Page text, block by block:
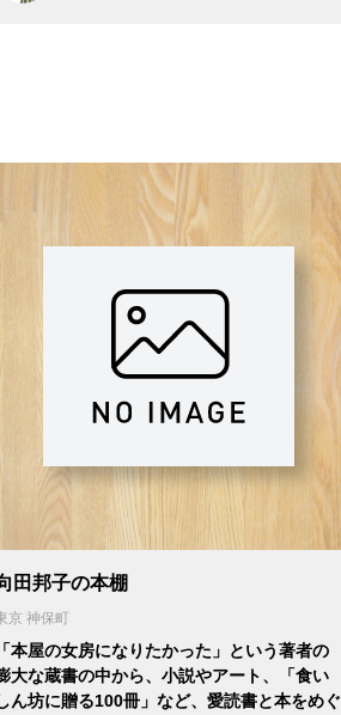
田邦子の本棚
京 神保町
「本屋の女房になりたかった」という著者の
大な蔵書の中から、小説やアート、「食い
ん坊に贈る100冊」など、愛読書と本をめぐ